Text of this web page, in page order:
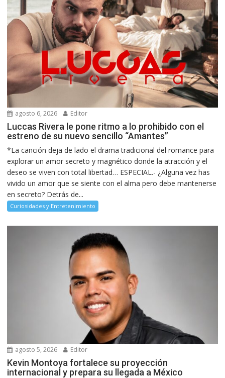
agosto 6, 2026 Editor
Luccas Rivera le pone ritmo a lo prohibido con el
estreno de su nuevo sencillo “Amantes”
*La canción deja de lado el drama tradicional del romance para
explorar un amor secreto y magnético donde la atracción y el
deseo se viven con total libertad… ESPECIAL.- ¿Alguna vez has
vivido un amor que se siente con el alma pero debe mantenerse
en secreto? Detrás de...
Curiosidades y Entretenimiento
agosto 5, 2026 Editor
Kevin Montoya fortalece su proyección
internacional y prepara su llegada a México